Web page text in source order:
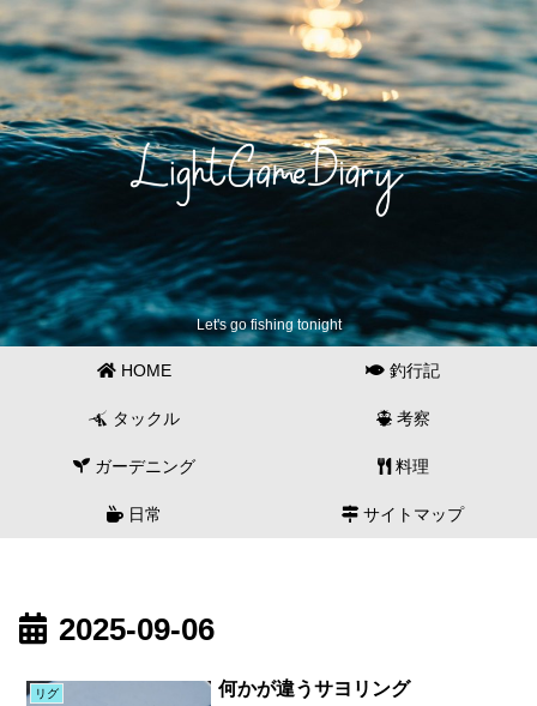
Let's go fishing tonight
HOME 釣行記
タックル 考察
ガーデニング 料理
日常 サイトマップ
2025-09-06
リグ 何かが違うサヨリング